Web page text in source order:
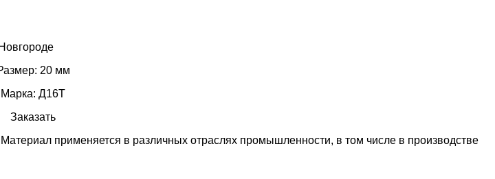
20 мм
Марка: Д16Т
Заказать
применяется в различных отраслях промышленности, в том числе в производстве